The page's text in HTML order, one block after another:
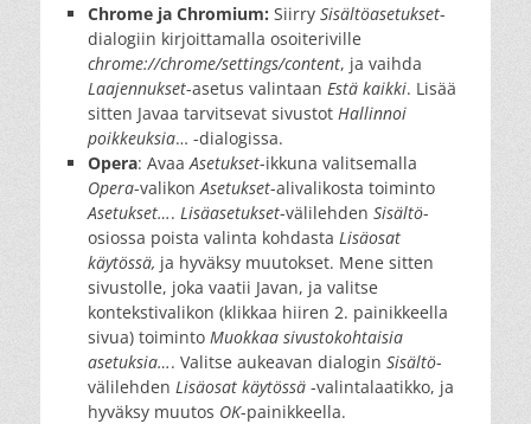
Chrome ja Chromium: Siirry Sisältöasetukset-
dialogiin kirjoittamalla osoiteriville
chrome://chrome/settings/content, ja vaihda
Laajennukset-asetus valintaan Estä kaikki. Lisää
sitten Javaa tarvitsevat sivustot Hallinnoi
poikkeuksia… -dialogissa.
Opera: Avaa Asetukset-ikkuna valitsemalla
Opera-valikon Asetukset-alivalikosta toiminto
Asetukset…. Lisäasetukset-välilehden Sisältö-
osiossa poista valinta kohdasta Lisäosat
käytössä, ja hyväksy muutokset. Mene sitten
sivustolle, joka vaatii Javan, ja valitse
kontekstivalikon (klikkaa hiiren 2. painikkeella
sivua) toiminto Muokkaa sivustokohtaisia
asetuksia…. Valitse aukeavan dialogin Sisältö-
välilehden Lisäosat käytössä -valintalaatikko, ja
hyväksy muutos OK-painikkeella.